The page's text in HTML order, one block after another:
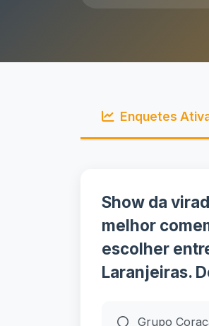
Enquetes
Show da
melhor
escolher
Laranjeiras.
Grupo